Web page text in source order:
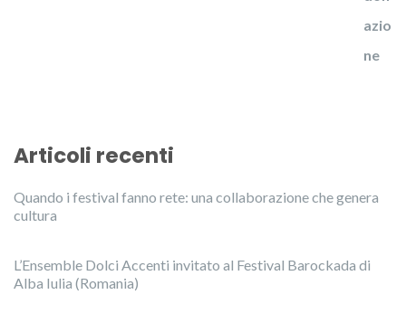
Articoli recenti
Quando i festival fanno rete: una collaborazione che genera
cultura
L’Ensemble Dolci Accenti invitato al Festival Barockada di
Alba Iulia (Romania)